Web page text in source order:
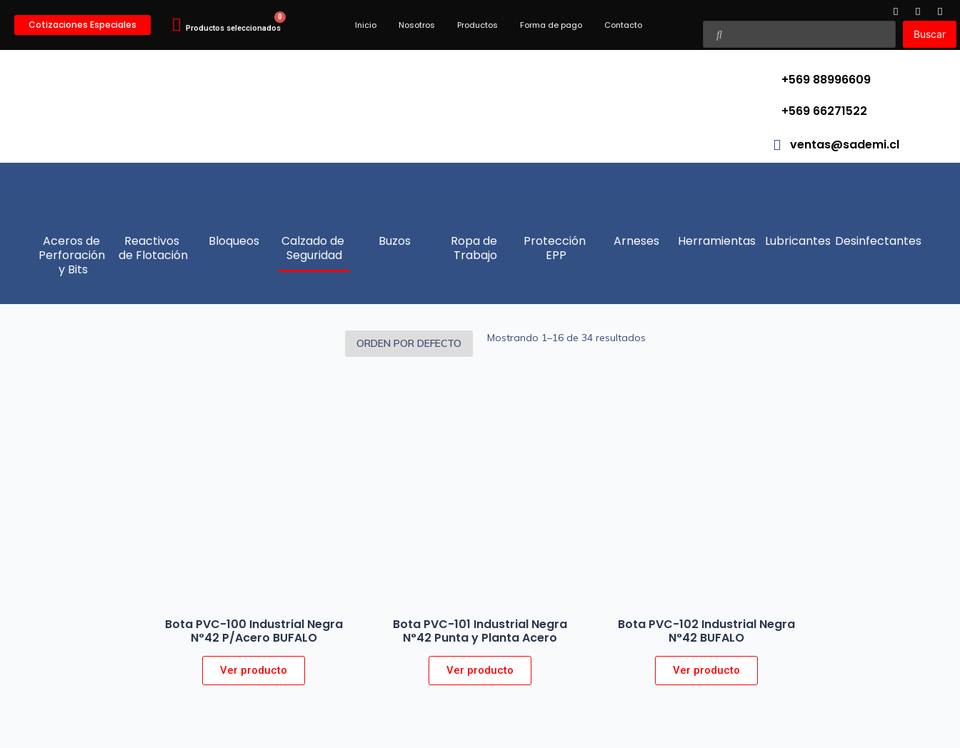
Cotizaciones Especiales Inicio Nosotros Productos Forma de pago Contacto
Buscar
+569 88996609
+569 66271522
ventas@sademi.cl
Aceros de
Perforación
y Bits
Reactivos
de Flotación
Bloqueos
Calzado de
Seguridad
Buzos
Ropa de
Trabajo
Protección
EPP
Arneses Herramientas Lubricantes Desinfectantes
Mostrando 1–16 de 34 resultados
Bota PVC-100 Industrial Negra
N°42 P/Acero BUFALO
Ver producto
Bota PVC-101 Industrial Negra
N°42 Punta y Planta Acero
Ver producto
Bota PVC-102 Industrial Negra
N°42 BUFALO
Ver producto